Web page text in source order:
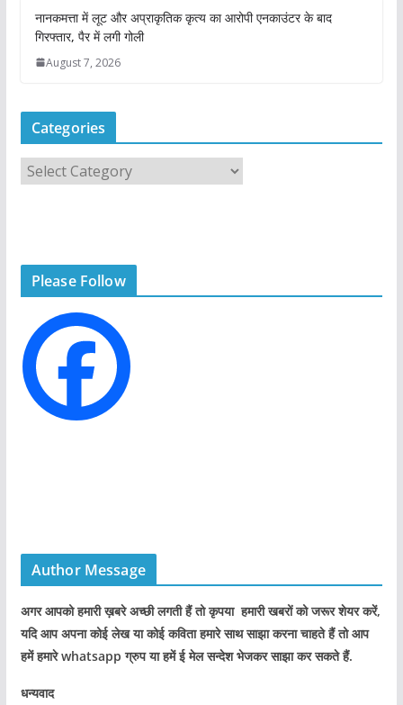
नानकमत्ता में लूट और अप्राकृतिक कृत्य का आरोपी एनकाउंटर के बाद
गिरफ्तार, पैर में लगी गोली
August 7, 2026
Categories
a
r
e
s
Please Follow
Author Message
अगर आपको हमारी ख़बरे अच्छी लगती हैं तो कृपया हमारी खबरों को जरूर शेयर करें,
यदि आप अपना कोई लेख या कोई कविता हमारे साथ साझा करना चाहते हैं तो आप
हमें हमारे whatsapp ग्रुप या हमें ई मेल सन्देश भेजकर साझा कर सकते हैं.
धन्यवाद